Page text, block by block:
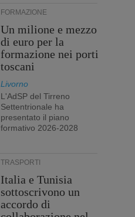
FORMAZIONE
Un milione e mezzo
di euro per la
formazione nei porti
toscani
Livorno
L'AdSP del Tirreno
Settentrionale ha
presentato il piano
formativo 2026-2028
TRASPORTI
Italia e Tunisia
sottoscrivono un
accordo di